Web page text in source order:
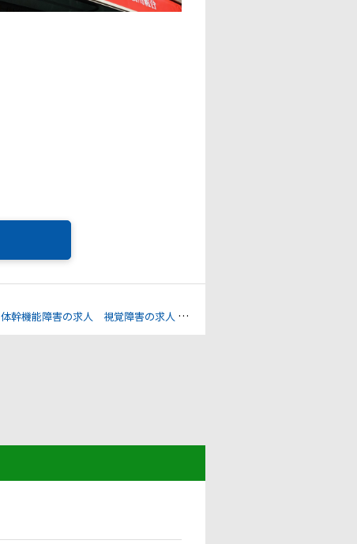
体幹機能障害の求人 視覚障害の求人 腎臓機能障害の求人